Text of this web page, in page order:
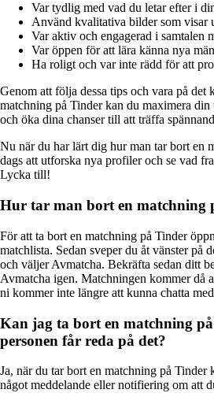
Var tydlig med vad du letar efter i
Använd kvalitativa bilder som visar
Var aktiv och engagerad i samtalen
Var öppen för att lära känna nya
Ha roligt och var inte rädd för att
Genom att följa dessa tips och vara på det
matchning på Tinder kan du maximera din
och öka dina chanser till att träffa
Nu när du har lärt dig hur man tar bort en
dags att utforska nya profiler och se vad
Lycka till!
Hur tar man bort en matchning
För att ta bort en matchning på Tinder
matchlista. Sedan sveper du åt vänster på
och väljer Avmatcha. Bekräfta sedan ditt
Avmatcha igen. Matchningen kommer då
ni kommer inte längre att kunna chatta
Kan jag ta bort en matchning
personen får reda på det?
Ja, när du tar bort en matchning på Tinder
något meddelande eller notifiering om att